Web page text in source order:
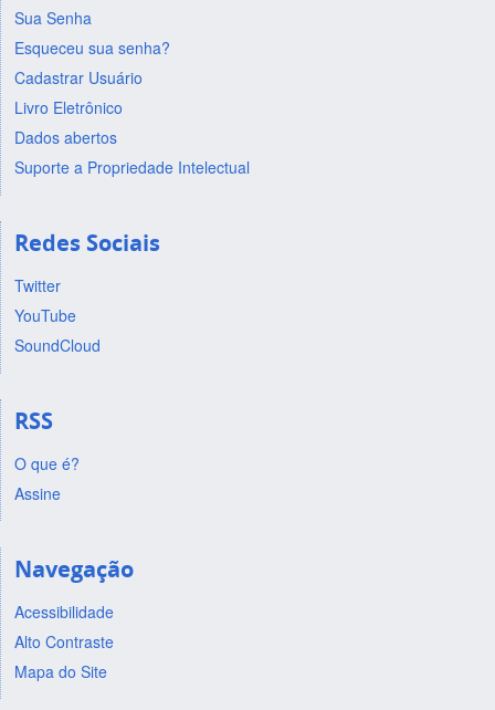
Sua Senha
Esqueceu sua senha?
Cadastrar Usuário
Livro Eletrônico
Dados abertos
Suporte a Propriedade Intelectual
Redes Sociais
Twitter
YouTube
SoundCloud
RSS
O que é?
Assine
Navegação
Acessibilidade
Alto Contraste
Mapa do Site